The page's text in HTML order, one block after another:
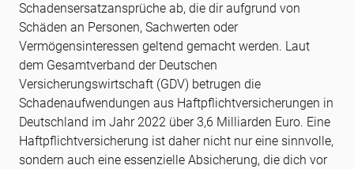
Schadensersatzansprüche ab, die dir aufgrund von
Schäden an Personen, Sachwerten oder
Vermögensinteressen geltend gemacht werden. Laut
dem Gesamtverband der Deutschen
Versicherungswirtschaft (GDV) betrugen die
Schadenaufwendungen aus Haftpflichtversicherungen in
Deutschland im Jahr 2022 über 3,6 Milliarden Euro. Eine
Haftpflichtversicherung ist daher nicht nur eine sinnvolle,
sondern auch eine essenzielle Absicherung, die dich vor